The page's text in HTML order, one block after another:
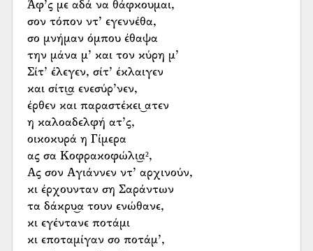
Άφ’ς με αδά να θάφκουμαι,
σον τόπον ντ’ εγεννέθα,
σο μνήμαν όμπου έθαψα
την μάνα μ’ και τον κύρη μ’
Σίτ’ έλεγεν, σίτ’ έκλαιγεν
και σίτι͜α ενεσύρ’νεν,
έρθεν και παραστέκει͜ ατεν
η καλοαδελφή ατ’ς,
οικοκυρά η Γίμερα
ας σα Κοφρακοφώλι͜α²,
Ας σον Αγιάννεν ντ’ αρχινούν,
κι έρχουνταν ση Σαράντων
τα δάκρυ͜α τουν ενώθανε,
κι εγέντανε ποτάμι
κι εποταμίγαν σο ποτάμ’,